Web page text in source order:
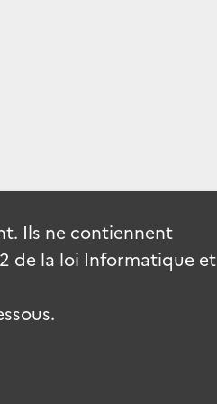
Ils ne contiennent
de la loi Informatique et